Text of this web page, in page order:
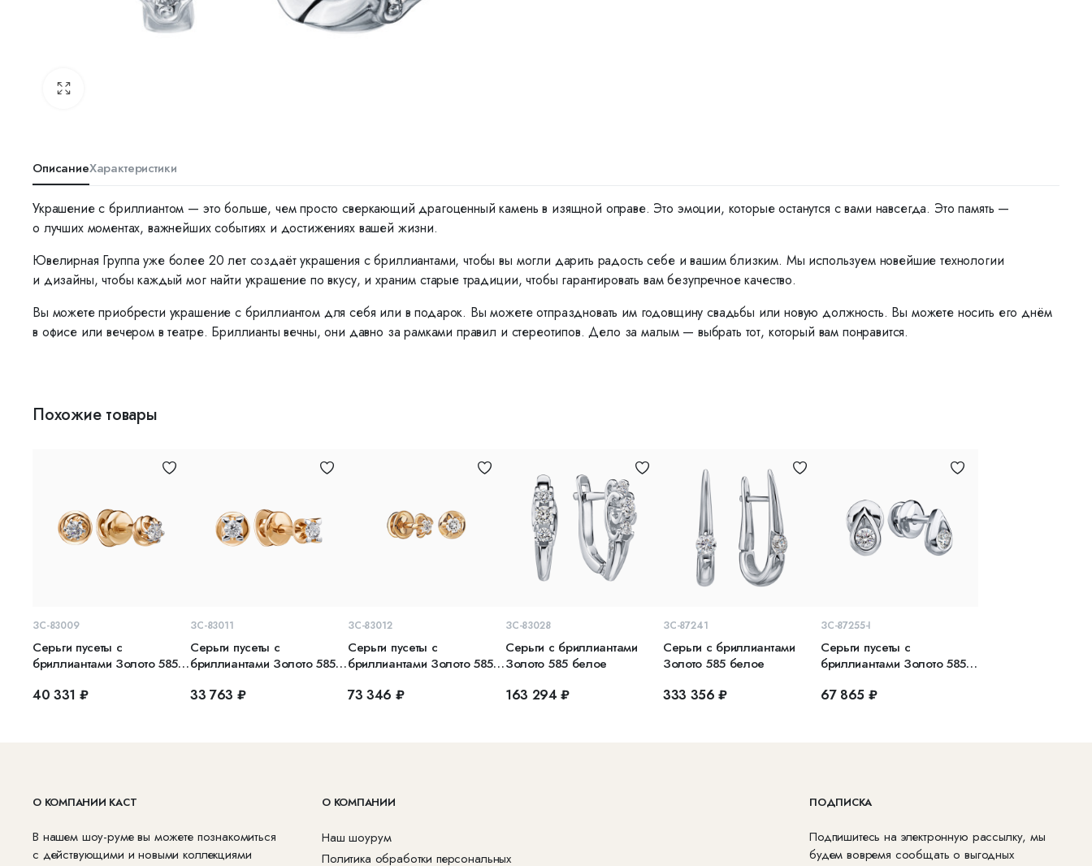
ОписаниеХарактеристики
Украшение с бриллиантом — это больше, чем просто сверкающий драгоценный камень в изящной оправе. Это эмоции, которые останутся с вами навсегда. Это память —
о лучших моментах, важнейших событиях и достижениях вашей жизни.
Ювелирная Группа уже более 20 лет создаёт украшения с бриллиантами, чтобы вы могли дарить радость себе и вашим близким. Мы используем новейшие технологии
и дизайны, чтобы каждый мог найти украшение по вкусу, и храним старые традиции, чтобы гарантировать вам безупречное качество.
Вы можете приобрести украшение с бриллиантом для себя или в подарок. Вы можете отпраздновать им годовщину свадьбы или новую должность. Вы можете носить его днём
в офисе или вечером в театре. Бриллианты вечны, они давно за рамками правил и стереотипов. Дело за малым — выбрать тот, который вам понравится.
Похожие товары
ЗС-83009
Серьги пусеты с
бриллиантами Золото 585
40 331 ₽
ЗС-83011
Серьги пусеты с
бриллиантами Золото 585
33 763 ₽
ЗС-83012
Серьги пусеты с
бриллиантами Золото 585
73 346 ₽
ЗС-83028
Серьги с бриллиантами
Золото 585 белое
163 294 ₽
ЗС-87241
Серьги с бриллиантами
Золото 585 белое
333 356 ₽
В КОРЗИНУ
ЗС-87255-I
Серьги пусеты с
бриллиантами Золото 585
67 865 ₽
О КОМПАНИИ КАСТ
В нашем шоу-руме вы можете познакомиться
с действующими и новыми коллекциями
О КОМПАНИИ
Наш шоурум
Политика обработки персональных
ПОДПИСКА
Подпишитесь на электронную рассылку, мы
будем вовремя сообщать о выгодных